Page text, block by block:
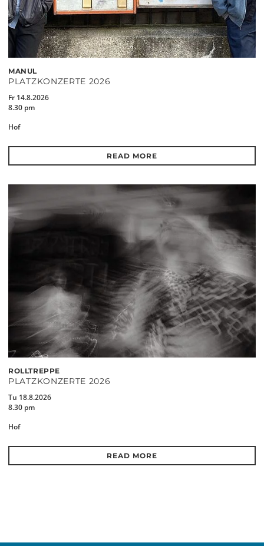
MANUL
PLATZKONZERTE 2026
Fr 14.8.2026
8.30 pm
Hof
READ MORE
ROLLTREPPE
PLATZKONZERTE 2026
Tu 18.8.2026
8.30 pm
Hof
READ MORE